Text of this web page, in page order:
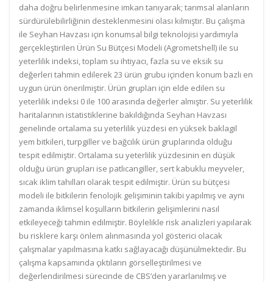
daha doğru belirlenmesine imkan tanıyarak; tarımsal alanların
sürdürülebilirliğinin desteklenmesini olası kılmıştır. Bu çalışma
ile Seyhan Havzası için konumsal bilgi teknolojisi yardımıyla
gerçekleştirilen Ürün Su Bütçesi Modeli (Agrometshell) ile su
yeterlilik indeksi, toplam su ihtiyacı, fazla su ve eksik su
değerleri tahmin edilerek 23 ürün grubu içinden konum bazlı en
uygun ürün önerilmiştir. Ürün grupları için elde edilen su
yeterlilik indeksi 0 ile 100 arasında değerler almıştır. Su yeterlilik
haritalarının istatistiklerine bakıldığında Seyhan Havzası
genelinde ortalama su yeterlilik yüzdesi en yüksek baklagil
yem bitkileri, turpgiller ve bağcılık ürün gruplarında olduğu
tespit edilmiştir. Ortalama su yeterlilik yüzdesinin en düşük
olduğu ürün grupları ise patlıcangiller, sert kabuklu meyveler,
sıcak iklim tahılları olarak tespit edilmiştir. Ürün su bütçesi
modeli ile bitkilerin fenolojik gelişiminin takibi yapılmış ve aynı
zamanda iklimsel koşulların bitkilerin gelişimlerini nasıl
etkileyeceği tahmin edilmiştir. Böylelikle risk analizleri yapılarak
bu risklere karşı önlem alınmasında yol gösterici olacak
çalışmalar yapılmasına katkı sağlayacağı düşünülmektedir. Bu
çalışma kapsamında çıktıların görselleştirilmesi ve
değerlendirilmesi sürecinde de CBS’den yararlanılmış ve